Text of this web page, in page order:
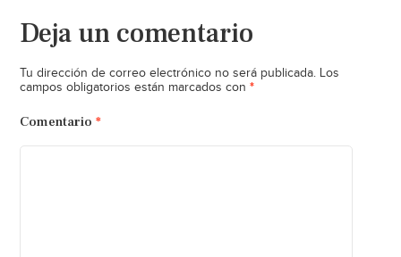
Deja un comentario
Tu dirección de correo electrónico no será publicada. Los
campos obligatorios están marcados con *
Comentario *